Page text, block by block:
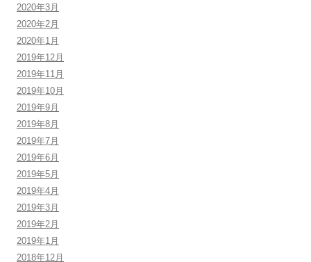
2020年3月
2020年2月
2020年1月
2019年12月
2019年11月
2019年10月
2019年9月
2019年8月
2019年7月
2019年6月
2019年5月
2019年4月
2019年3月
2019年2月
2019年1月
2018年12月